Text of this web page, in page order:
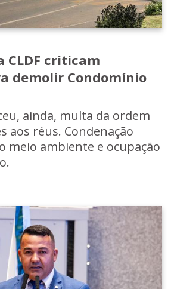
CLDF criticam
demolir Condomínio
ainda, multa da ordem
aos réus. Condenação
meio ambiente e ocupação